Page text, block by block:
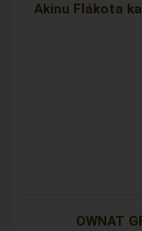
Akinu Flákota
OWNAT